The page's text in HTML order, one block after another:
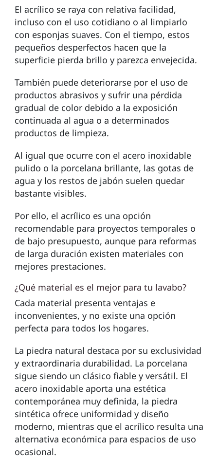
El acrílico se raya con relativa facilidad,
incluso con el uso cotidiano o al limpiarlo
con esponjas suaves. Con el tiempo, estos
pequeños desperfectos hacen que la
superficie pierda brillo y parezca envejecida.
También puede deteriorarse por el uso de
productos abrasivos y sufrir una pérdida
gradual de color debido a la exposición
continuada al agua o a determinados
productos de limpieza.
Al igual que ocurre con el acero inoxidable
pulido o la porcelana brillante, las gotas de
agua y los restos de jabón suelen quedar
bastante visibles.
Por ello, el acrílico es una opción
recomendable para proyectos temporales o
de bajo presupuesto, aunque para reformas
de larga duración existen materiales con
mejores prestaciones.
¿Qué material es el mejor para tu lavabo?
Cada material presenta ventajas e
inconvenientes, y no existe una opción
perfecta para todos los hogares.
La piedra natural destaca por su exclusividad
y extraordinaria durabilidad. La porcelana
sigue siendo un clásico fiable y versátil. El
acero inoxidable aporta una estética
contemporánea muy definida, la piedra
sintética ofrece uniformidad y diseño
moderno, mientras que el acrílico resulta una
alternativa económica para espacios de uso
ocasional.